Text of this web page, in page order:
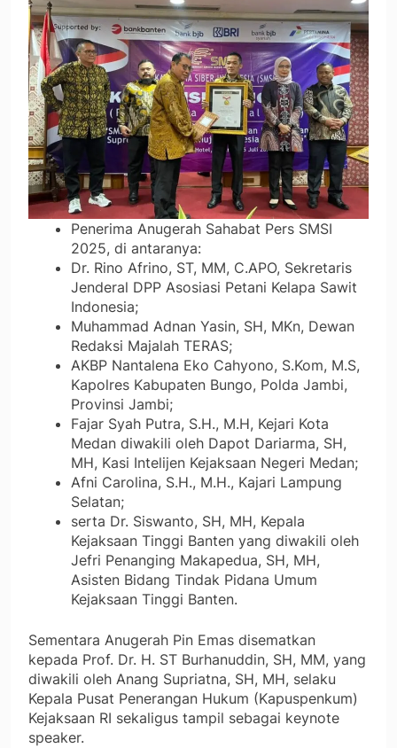
Penerima Anugerah Sahabat Pers SMSI
2025, di antaranya:
Dr. Rino Afrino, ST, MM, C.APO, Sekretaris
Jenderal DPP Asosiasi Petani Kelapa Sawit
Indonesia;
Muhammad Adnan Yasin, SH, MKn, Dewan
Redaksi Majalah TERAS;
AKBP Nantalena Eko Cahyono, S.Kom, M.S,
Kapolres Kabupaten Bungo, Polda Jambi,
Provinsi Jambi;
Fajar Syah Putra, S.H., M.H, Kejari Kota
Medan diwakili oleh Dapot Dariarma, SH,
MH, Kasi Intelijen Kejaksaan Negeri Medan;
Afni Carolina, S.H., M.H., Kajari Lampung
Selatan;
serta Dr. Siswanto, SH, MH, Kepala
Kejaksaan Tinggi Banten yang diwakili oleh
Jefri Penanging Makapedua, SH, MH,
Asisten Bidang Tindak Pidana Umum
Kejaksaan Tinggi Banten.
Sementara Anugerah Pin Emas disematkan
kepada Prof. Dr. H. ST Burhanuddin, SH, MM, yang
diwakili oleh Anang Supriatna, SH, MH, selaku
Kepala Pusat Penerangan Hukum (Kapuspenkum)
Kejaksaan RI sekaligus tampil sebagai keynote
speaker.